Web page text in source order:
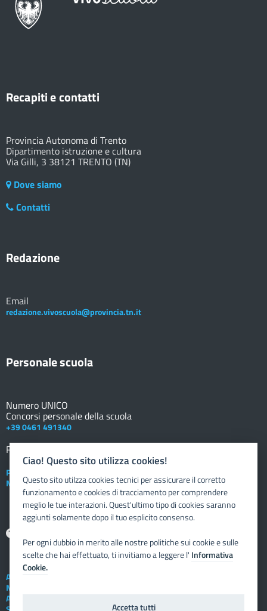
Recapiti e contatti
Provincia Autonoma di Trento
Dipartimento istruzione e cultura
Via Gilli, 3 38121 TRENTO (TN)
Dove siamo
Contatti
Redazione
Email
redazione.vivoscuola@provincia.tn.it
Personale scuola
Numero UNICO
Concorsi personale della scuola
+39 0461 491340
Registro elettronico
Posta elettronica istituzionale
Nuovo sportello dipendente
Assistenza tecnica
Note legali
Albo telematico
Ciao! Questo sito utilizza cookies!
Questo sito utilzza cookies tecnici per assicurare il corretto
funzionamento e cookies di tracciamento per comprendere
meglio le tue interazioni. Quest'ultimo tipo di cookies saranno
aggiunti solamente dopo il tuo esplicito consenso.
Per ogni dubbio in merito alle nostre politiche sui cookie e sulle
scelte che hai effettuato, ti invitiamo a leggere l' Informativa
Cookie.
Accetta tutti